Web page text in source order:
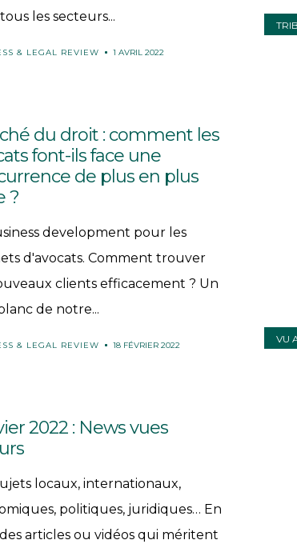
les secteurs...
& LEGAL REVIEW 1 AVRIL 2022
du droit : comment les
font-ils face une
de plus en plus
?
development pour les
d'avocats. Comment trouver
clients efficacement ? Un
de notre...
& LEGAL REVIEW 18 FÉVRIER 2022
VU
2022 : News vues
locaux, internationaux,
politiques, juridiques… En
articles ou vidéos qui méritent